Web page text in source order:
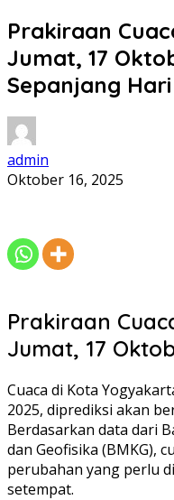
Prakiraan
Jumat, 17
Sepanjang Hari
admin
Oktober 16, 2025
Prakiraan
Jumat, 17
Cuaca di Kota
2025, diprediksi akan
Berdasarkan data dari
dan Geofisika (BMKG),
perubahan yang perlu
setempat.